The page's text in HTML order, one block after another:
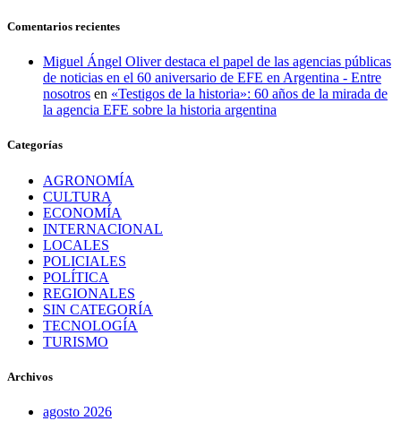
Comentarios recientes
Miguel Ángel Oliver destaca el papel de las agencias públicas
de noticias en el 60 aniversario de EFE en Argentina - Entre
nosotros en «Testigos de la historia»: 60 años de la mirada de
la agencia EFE sobre la historia argentina
Categorías
AGRONOMÍA
CULTURA
ECONOMÍA
INTERNACIONAL
LOCALES
POLICIALES
POLÍTICA
REGIONALES
SIN CATEGORÍA
TECNOLOGÍA
TURISMO
Archivos
agosto 2026